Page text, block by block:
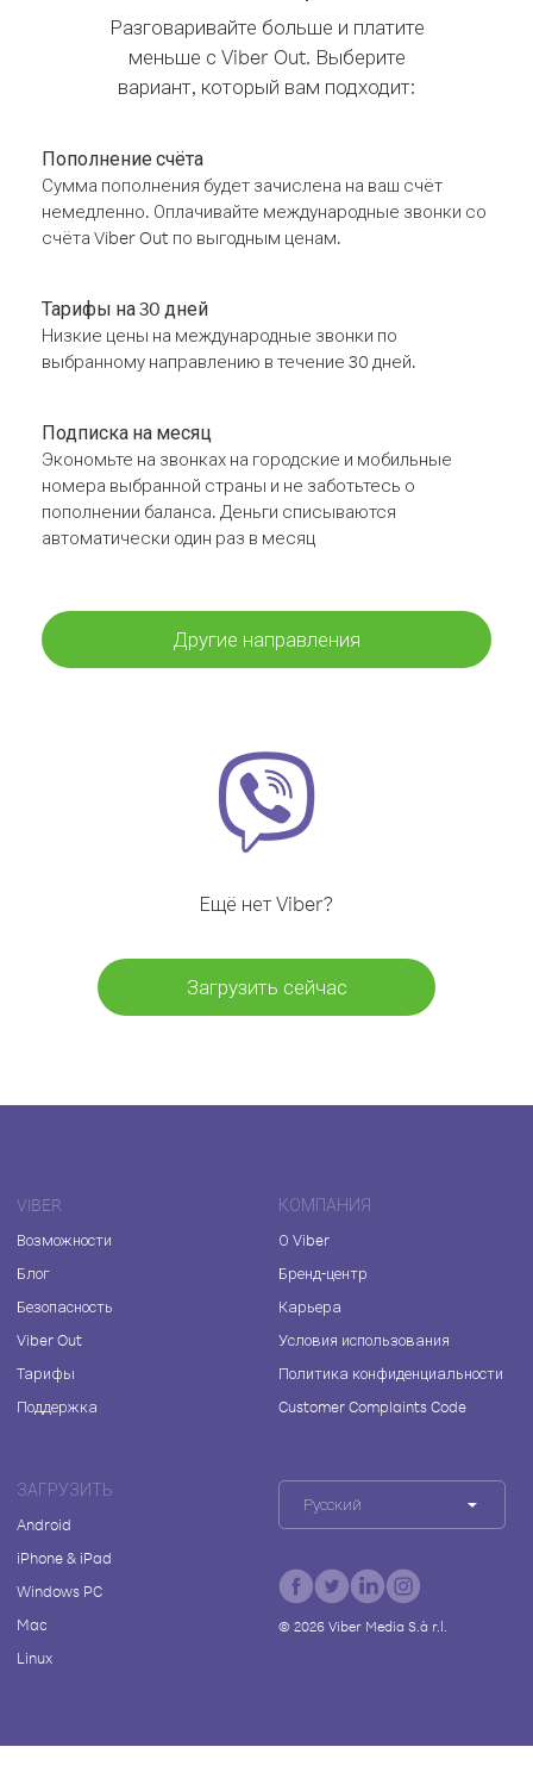
Разговаривайте больше и платите
меньше с Viber Out. Выберите
вариант, который вам подходит:
Пополнение счёта
Сумма пополнения будет зачислена на ваш счёт
немедленно. Оплачивайте международные звонки со
счёта Viber Out по выгодным ценам.
Тарифы на 30 дней
Низкие цены на международные звонки по
выбранному направлению в течение 30 дней.
Подписка на месяц
Экономьте на звонках на городские и мобильные
номера выбранной страны и не заботьтесь о
пополнении баланса. Деньги списываются
автоматически один раз в месяц
Другие направления
Ещё нет Viber?
Загрузить сейчас
VIBER
Возможности
Блог
Безопасность
Viber Out
Тарифы
Поддержка
КОМПАНИЯ
О Viber
Бренд-центр
Карьера
Условия использования
Политика конфиденциальности
Customer Complaints Code
ЗАГРУЗИТЬ
Android
iPhone & iPad
Windows PC
Mac
Linux
Русский
© 2026Viber Media S.à r.l.